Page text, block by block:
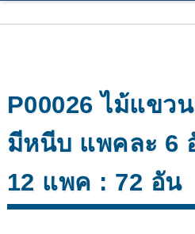
P00026 ไม้แขว
มีหนีบ แพคละ 6
12 แพค : 72 อัน